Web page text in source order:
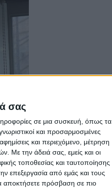
σας
σε μια συσκευή, όπως τα
και προσαρμοσμένες
και περιεχόμενο, μέτρηση
Με την άδειά σας, εμείς και οι
τοποθεσίας και ταυτοποίησης
επεξεργασία από εμάς και τους
αποκτήσετε πρόσβαση σε πιο